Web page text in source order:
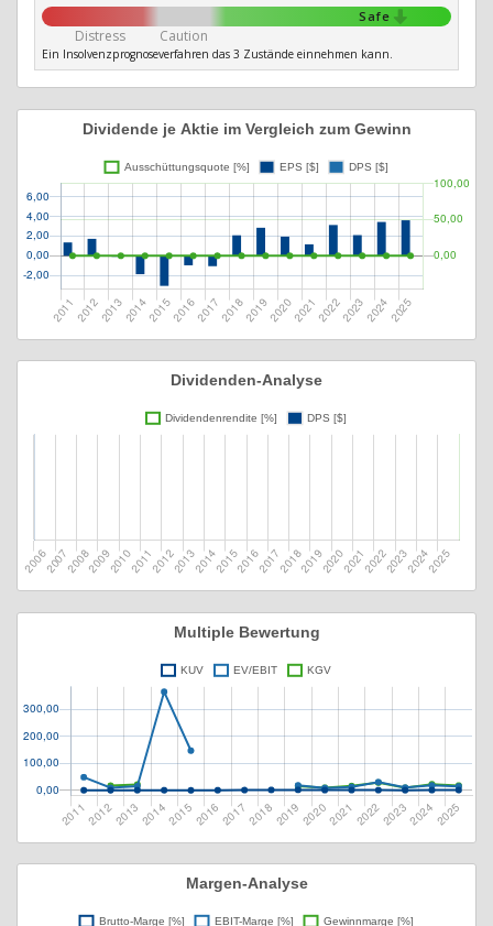
Safe
Distress Caution
Ein Insolvenzprognoseverfahren das 3 Zustände einnehmen kann.